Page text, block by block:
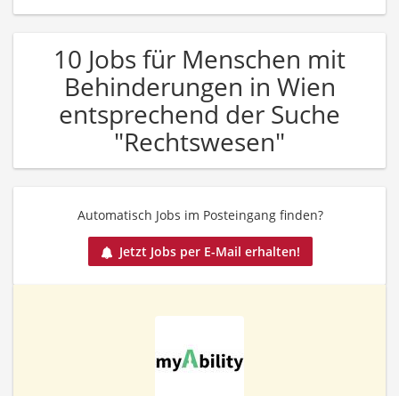
10 Jobs für Menschen mit
Behinderungen in Wien
entsprechend der Suche
"Rechtswesen"
Automatisch Jobs im Posteingang finden?
Jetzt Jobs per E-Mail erhalten!